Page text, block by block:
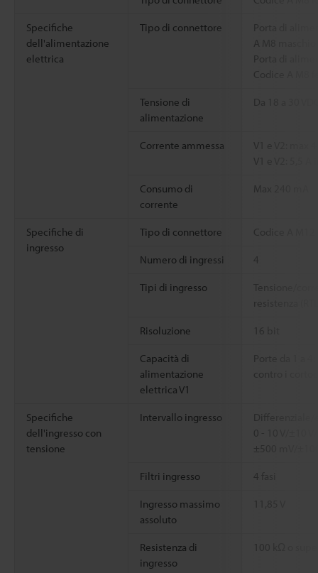
Specifiche
dell'alimentazione
elettrica
Tipo di connettore
Porta di
A M8
Porta di
Codice A M8
Tensione di
alimentazione
Da 18 a 30
Corrente ammessa
V1 e V2: max
V1 e V2: 5,5 A
Consumo di
corrente
Max 240 mA
Specifiche di
ingresso
Tipo di connettore Codice A
Numero di ingressi 4
Tipi di ingresso
Tensione/
resistenza
Risoluzione
Capacità di
alimentazione
elettrica V1
Porte da 1 a
contro i
Specifiche
dell'ingresso con
tensione
Intervallo ingresso
0 - 10 V/±10
±500 mV/
Filtri ingresso 4 fasi
Ingresso massimo
assoluto
Resistenza di
ingresso